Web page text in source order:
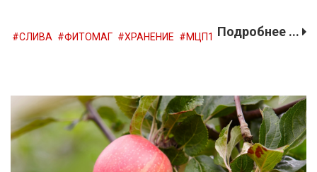
Подробнее ...
СЛИВА ФИТОМАГ ХРАНЕНИЕ МЦП1